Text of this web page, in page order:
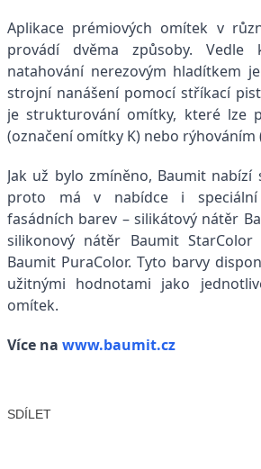
Aplikace prémiových omítek v
provádí dvěma způsoby. Vedle
natahování nerezovým hladítkem
strojní nanášení pomocí stříkací
je strukturování omítky, které lze
(označení omítky K) nebo rýhováním
Jak už bylo zmíněno, Baumit nabízí
proto má v nabídce i speciální
fasádních barev – silikátový nátěr
silikonový nátěr Baumit
Baumit PuraColor. Tyto barvy
užitnými hodnotami jako
omítek.
Více na www.baumit.cz
SDÍLET